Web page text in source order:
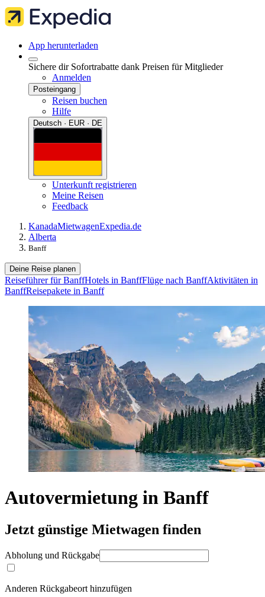
App herunterladen
Sichere dir Sofortrabatte dank Preisen für Mitglieder
Anmelden
Posteingang
Reisen buchen
Hilfe
Deutsch · EUR · DE
Unterkunft registrieren
Meine Reisen
Feedback
KanadaMietwagenExpedia.de
Alberta
Banff
Deine Reise planen
Reiseführer für BanffHotels in BanffFlüge nach BanffAktivitäten in
BanffReisepakete in Banff
Autovermietung in Banff
Jetzt günstige Mietwagen finden
Abholung und Rückgabe
Anderen Rückgabeort hinzufügen